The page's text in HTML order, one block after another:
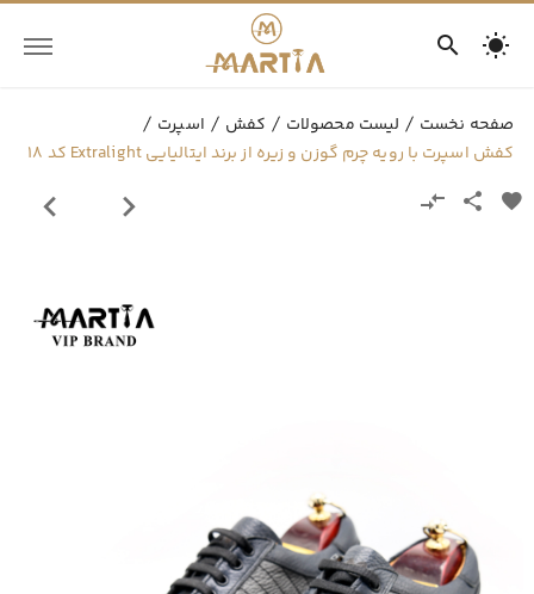
صفحه نخست لیست محصولات کفش
اسپرت
کفش اسپرت با رویه چرم گوزن و زیره از برند ایتالیایی Extralight کد 18